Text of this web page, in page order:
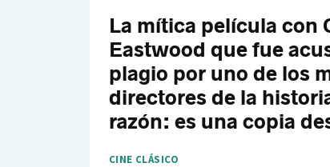
La mítica película con
Eastwood que fue
plagio por uno de los
directores de la
razón: es una copia
CINE CLÁSICO